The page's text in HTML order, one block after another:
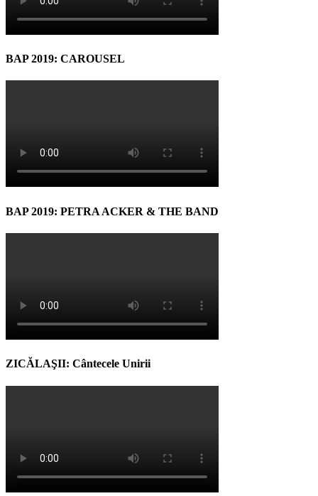
BAP 2019: CAROUSEL
BAP 2019: PETRA ACKER & THE BAND
ZICĂLAŞII: Cântecele Unirii